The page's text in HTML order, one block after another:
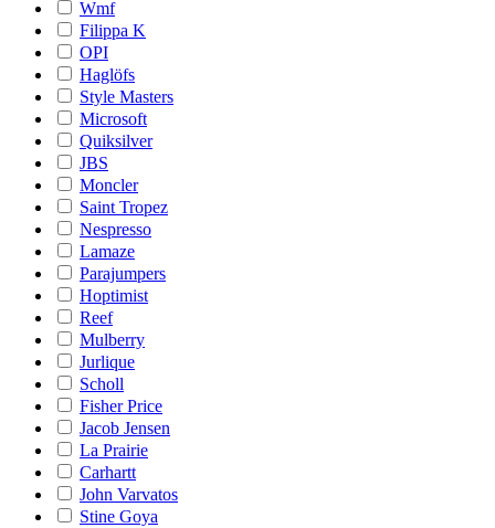
Wmf
Filippa K
OPI
Haglöfs
Style Masters
Microsoft
Quiksilver
JBS
Moncler
Saint Tropez
Nespresso
Lamaze
Parajumpers
Hoptimist
Reef
Mulberry
Jurlique
Scholl
Fisher Price
Jacob Jensen
La Prairie
Carhartt
John Varvatos
Stine Goya